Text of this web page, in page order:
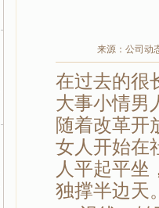
来源：公司动
在过去的很
大事小情男
随着改革开
女人开始在
人平起平坐
独撑半边天